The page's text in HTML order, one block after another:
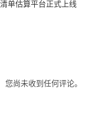
单估算平台正式上线
您尚未收到任何评论。